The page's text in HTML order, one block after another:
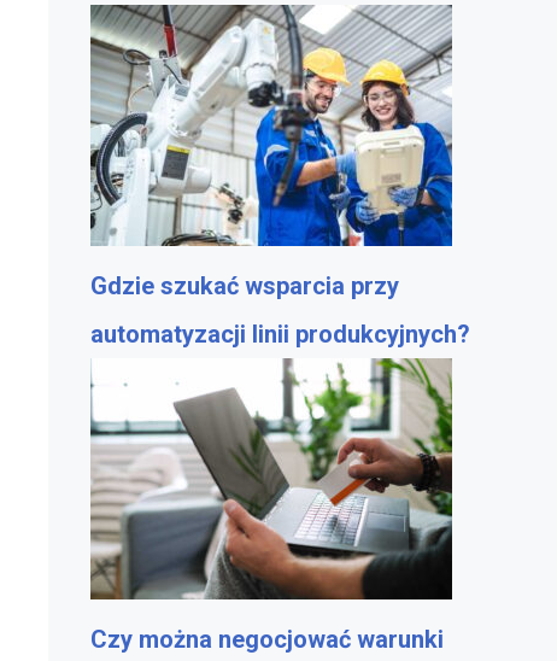
Gdzie szukać wsparcia przy
automatyzacji linii produkcyjnych?
Czy można negocjować warunki